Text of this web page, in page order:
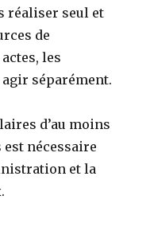
réaliser seul et
de
les
séparément.
d’au moins
nécessaire
et la